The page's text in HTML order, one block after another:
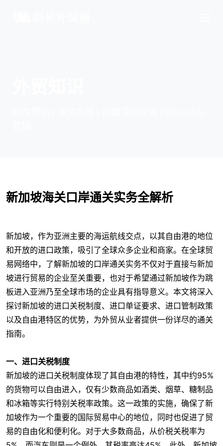
新加坡海关口岸通关实务全解析
新加坡，作为亚洲主要的海运航线交点，以其自由港的地位
和开放的进口政策，吸引了全球众多企业和商家。在全球贸
易网络中，了解新加坡的口岸通关实务不仅对于直接与新加
坡进行贸易的企业至关重要，也对于希望通过新加坡作为跳
板进入亚洲乃至全球市场的企业具有指导意义。本文将深入
探讨新加坡的进口关税制度、进口单证要求、进口管制政策
以及自由港特区的优势，为外贸从业者提供一份详尽的通关
指南。
一、进口关税制度
新加坡的进口关税制度体现了其自由港的特性，其中约95%
的货物可以自由进入，仅有少数商品如酒类、烟草、糖制品
和冰箱等实行特别关税率政策。这一政策的实施，确保了新
加坡作为一个重要的国际贸易中心的地位，同时也促进了贸
易的自由化和便利化。对于大多数商品，从价税关税率为